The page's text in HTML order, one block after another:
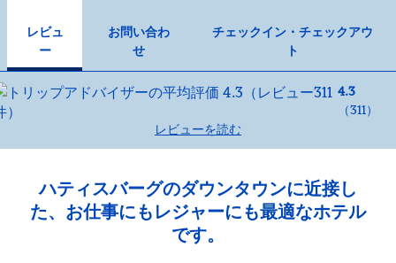
レビュ
ー
お問い合わ
せ
お問い合わせ チェックイン・チェックアウ
ト
4.3
（311）
レビューを読む
ハティスバーグのダウンタウンに近接し
た、お仕事にもレジャーにも最適なホテル
です。